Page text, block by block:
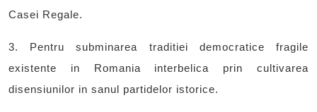
Casei Regale.
3. Pentru subminarea traditiei democratice fragile
existente in Romania interbelica prin cultivarea
disensiunilor in sanul partidelor istorice.